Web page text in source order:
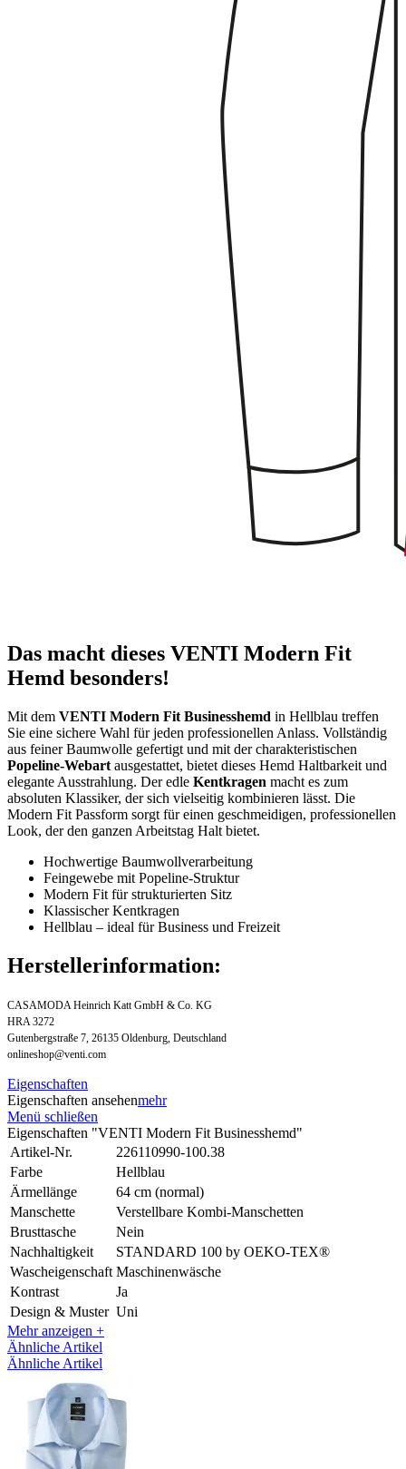
Das macht dieses VENTI Modern Fit
Hemd besonders!
Mit dem VENTI Modern Fit Businesshemd in Hellblau treffen
Sie eine sichere Wahl für jeden professionellen Anlass. Vollständig
aus feiner Baumwolle gefertigt und mit der charakteristischen
Popeline-Webart ausgestattet, bietet dieses Hemd Haltbarkeit und
elegante Ausstrahlung. Der edle Kentkragen macht es zum
absoluten Klassiker, der sich vielseitig kombinieren lässt. Die
Modern Fit Passform sorgt für einen geschmeidigen, professionellen
Look, der den ganzen Arbeitstag Halt bietet.
Hochwertige Baumwollverarbeitung
Feingewebe mit Popeline-Struktur
Modern Fit für strukturierten Sitz
Klassischer Kentkragen
Hellblau – ideal für Business und Freizeit
Herstellerinformation:
CASAMODA Heinrich Katt GmbH & Co. KG
HRA 3272
Gutenbergstraße 7, 26135 Oldenburg, Deutschland
onlineshop@venti.com
Eigenschaften
Eigenschaften ansehenmehr
Menü schließen
Eigenschaften "VENTI Modern Fit Businesshemd"
Artikel-Nr.
226110990-100.38
Farbe
Hellblau
Ärmellänge
64 cm (normal)
Manschette
Verstellbare Kombi-Manschetten
Brusttasche
Nein
Nachhaltigkeit
STANDARD 100 by OEKO-TEX®
Wascheigenschaft Maschinenwäsche
Kontrast
Ja
Design & Muster Uni
Mehr anzeigen +
Ähnliche Artikel
Ähnliche Artikel